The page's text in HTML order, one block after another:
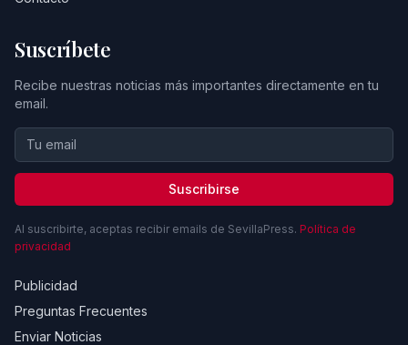
Suscríbete
Recibe nuestras noticias más importantes directamente en tu
email.
Suscribirse
Al suscribirte, aceptas recibir emails de SevillaPress. Política de
privacidad
Publicidad
Preguntas Frecuentes
Enviar Noticias